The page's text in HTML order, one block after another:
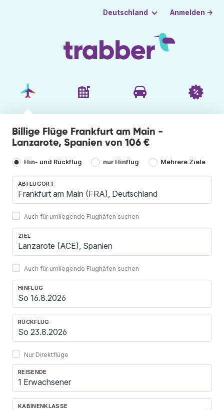
Deutschland Anmelden →
Billige Flüge Frankfurt am Main -
Lanzarote, Spanien von 106 €
Hin- und Rückflug nur Hinflug Mehrere Ziele
ABFLUGORT
Auch für umliegende Flughäfen suchen
ZIEL
Auch für umliegende Flughäfen suchen
HINFLUG
RÜCKFLUG
Nur Direktflüge
REISENDE
1 Erwachsener
KABINENKLASSE